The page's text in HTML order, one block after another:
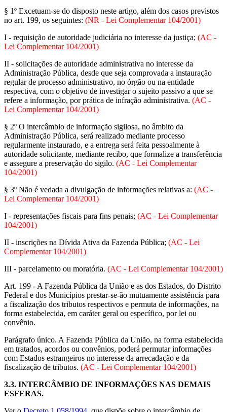
§ 1º Excetuam-se do disposto neste artigo, além dos casos previstos
no art. 199, os seguintes: (NR - Lei Complementar 104/2001)
I - requisição de autoridade judiciária no interesse da justiça; (AC -
Lei Complementar 104/2001)
II - solicitações de autoridade administrativa no interesse da
Administração Pública, desde que seja comprovada a instauração
regular de processo administrativo, no órgão ou na entidade
respectiva, com o objetivo de investigar o sujeito passivo a que se
refere a informação, por prática de infração administrativa. (AC -
Lei Complementar 104/2001)
§ 2º O intercâmbio de informação sigilosa, no âmbito da
Administração Pública, será realizado mediante processo
regularmente instaurado, e a entrega será feita pessoalmente à
autoridade solicitante, mediante recibo, que formalize a transferência
e assegure a preservação do sigilo. (AC - Lei Complementar
104/2001)
§ 3º Não é vedada a divulgação de informações relativas a: (AC -
Lei Complementar 104/2001)
I - representações fiscais para fins penais; (AC - Lei Complementar
104/2001)
II - inscrições na Dívida Ativa da Fazenda Pública; (AC - Lei
Complementar 104/2001)
III - parcelamento ou moratória. (AC - Lei Complementar 104/2001)
Art. 199 - A Fazenda Pública da União e as dos Estados, do Distrito
Federal e dos Municípios prestar-se-ão mutuamente assistência para
a fiscalização dos tributos respectivos e permuta de informações, na
forma estabelecida, em caráter geral ou específico, por lei ou
convênio.
Parágrafo único. A Fazenda Pública da União, na forma estabelecida
em tratados, acordos ou convênios, poderá permutar informações
com Estados estrangeiros no interesse da arrecadação e da
fiscalização de tributos. (AC - Lei Complementar 104/2001)
3.3. INTERCÂMBIO DE INFORMAÇÕES NAS DEMAIS
ESFERAS.